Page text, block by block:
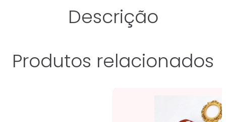
Descrição
Produtos relacionados